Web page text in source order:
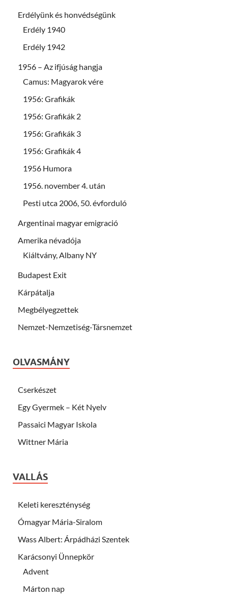
Erdélyünk és honvédségünk
Erdély 1940
Erdély 1942
1956 – Az ifjúság hangja
Camus: Magyarok vére
1956: Grafikák
1956: Grafikák 2
1956: Grafikák 3
1956: Grafikák 4
1956 Humora
1956. november 4. után
Pesti utca 2006, 50. évforduló
Argentinai magyar emigració
Amerika névadója
Kiáltvány, Albany NY
Budapest Exit
Kárpátalja
Megbélyegzettek
Nemzet-Nemzetiség-Társnemzet
OLVASMÁNY
Cserkészet
Egy Gyermek – Két Nyelv
Passaici Magyar Iskola
Wittner Mária
VALLÁS
Keleti kereszténység
Ómagyar Mária-Siralom
Wass Albert: Árpádházi Szentek
Karácsonyi Ünnepkör
Advent
Márton nap